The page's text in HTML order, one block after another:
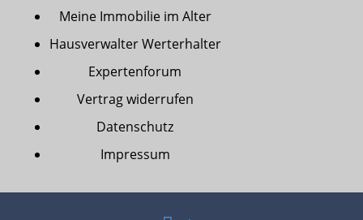
Meine Immobilie im Alter
Hausverwalter Werterhalter
Expertenforum
Vertrag widerrufen
Datenschutz
Impressum